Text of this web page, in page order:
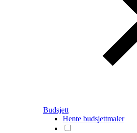
Budsjett
Hente budsjettmaler